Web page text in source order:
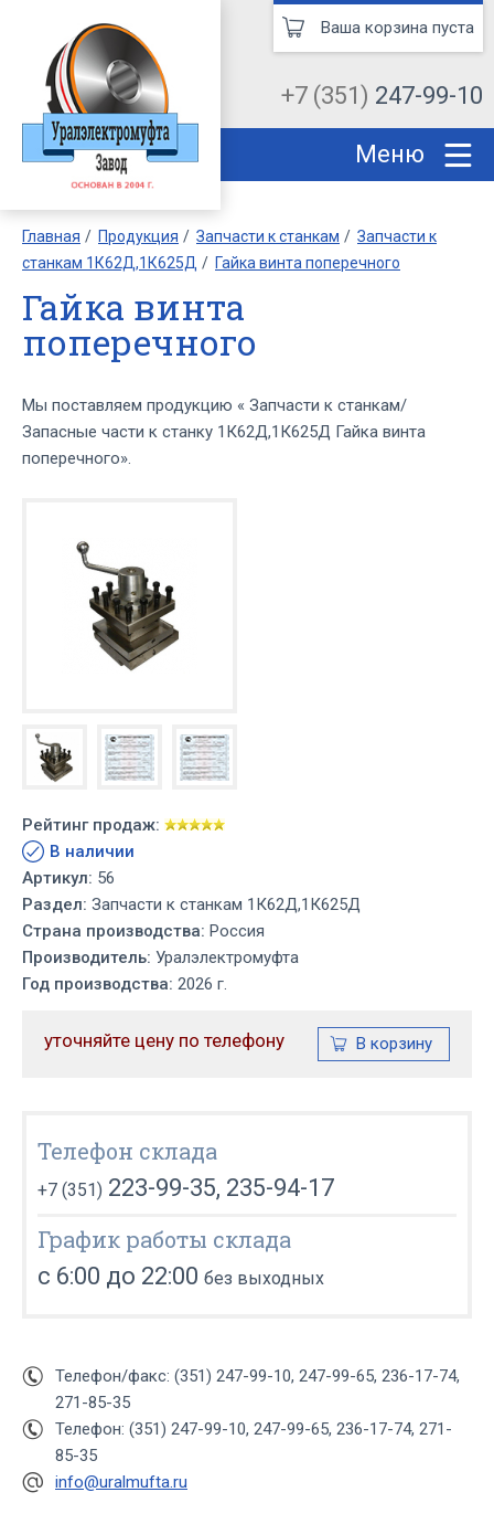
+7 (351) 247-99-10
Ваша корзина пуста
Меню
Главная Продукция Запчасти к станкам
Запчасти к
станкам 1К62Д,1К625Д
Гайка винта поперечного
Гайка винта
поперечного
Мы поставляем продукцию « Запчасти к станкам/
Запасные части к станку 1К62Д,1К625Д Гайка винта
поперечного».
Рейтинг продаж:
В наличии
Артикул: 56
Раздел: Запчасти к станкам 1К62Д,1К625Д
Страна производства: Россия
Производитель: Уралэлектромуфта
Год производства: 2026 г.
уточняйте цену по телефону
Телефон склада
+7 (351) 223-99-35, 235-94-17
График работы склада
с 6:00 до 22:00 без выходных
Телефон/факс: (351) 247-99-10, 247-99-65, 236-17-74,
271-85-35
Телефон: (351) 247-99-10, 247-99-65, 236-17-74, 271-
85-35
info@uralmufta.ru